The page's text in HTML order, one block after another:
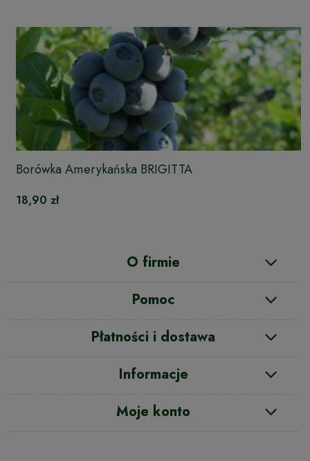
Borówka Amerykańska BRIGITTA
18,90 zł
O firmie
Pomoc
Płatności i dostawa
Informacje
Moje konto